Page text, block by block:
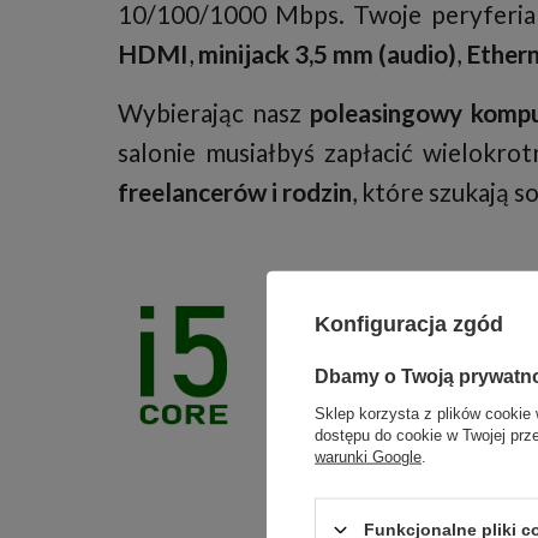
10/100/1000 Mbps. Twoje peryferia
HDMI, minijack 3,5 mm (audio),
Wybierając nasz poleasingowy
salonie musiałbyś zapłacić
freelancerów i rodzin, które szukają
Procesor
Gwarancją
Konfiguracja zgód
Dbamy o Twoją
Sklep korzysta z plików cookie
dostępu do cookie w Twojej
warunki Google
Funkcjonalne pliki